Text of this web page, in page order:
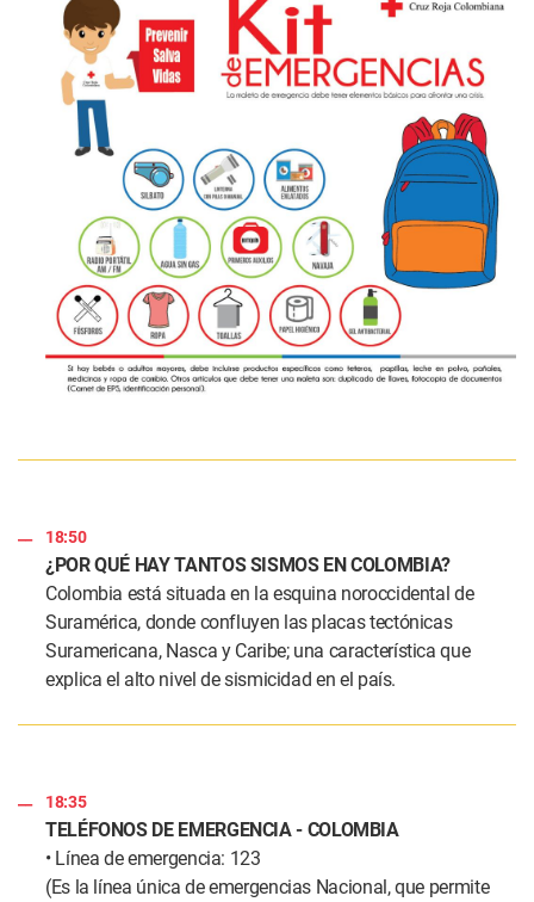
18:50
¿POR QUÉ HAY TANTOS SISMOS EN COLOMBIA?
Colombia está situada en la esquina noroccidental de
Suramérica, donde confluyen las placas tectónicas
Suramericana, Nasca y Caribe; una característica que
explica el alto nivel de sismicidad en el país.
18:35
TELÉFONOS DE EMERGENCIA - COLOMBIA
• Línea de emergencia: 123
(Es la línea única de emergencias Nacional, que permite